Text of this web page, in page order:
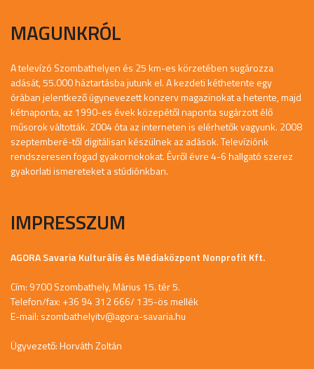
MAGUNKRÓL
A televízó Szombathelyen és 25 km-es körzetében sugározza
adását, 55.000 háztartásba jutunk el. A kezdeti kéthetente egy
órában jelentkező úgynevezett konzerv magazinokat a hetente, majd
kétnaponta, az 1990-es évek közepétől naponta sugárzott élő
műsorok váltották. 2004 óta az interneten is elérhetők vagyunk. 2008
szeptemberé-től digitálisan készülnek az adások. Televíziónk
rendszeresen fogad gyakornokokat. Évről évre 4-6 hallgató szerez
gyakorlati ismereteket a stúdiónkban.
IMPRESSZUM
AGORA Savaria Kulturális és Médiaközpont Nonprofit Kft.
Cím: 9700 Szombathely, Márius 15. tér 5.
Telefon/fax: +36 94 312 666/ 135-ös mellék
E-mail: szombathelyitv@agora-savaria.hu
Ügyvezető: Horváth Zoltán